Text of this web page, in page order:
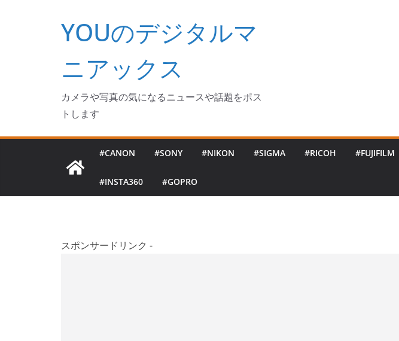
ッ
YOUのデジタルマ
ニアックス
カメラや写真の気になるニュースや話題をポス
トします
#CANON #SONY #NIKON #SIGMA #RICOH #FUJIFILM
#INSTA360 #GOPRO
スポンサードリンク -